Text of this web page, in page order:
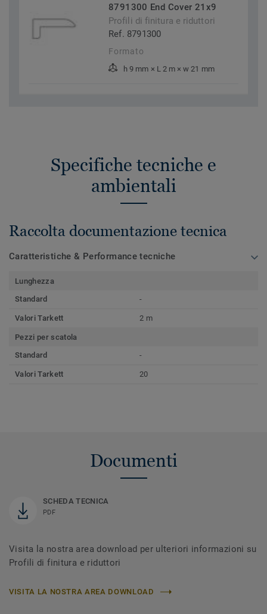
8791300 End Cover 21x9
Profili di finitura e riduttori
Ref. 8791300
Formato
h 9 mm × L 2 m × w 21 mm
Specifiche tecniche e
ambientali
Raccolta documentazione tecnica
Caratteristiche & Performance tecniche
Lunghezza
Standard
-
Valori Tarkett 2 m
Pezzi per scatola
Standard
-
Valori Tarkett 20
Documenti
SCHEDA TECNICA
PDF
Visita la nostra area download per ulteriori informazioni su
Profili di finitura e riduttori
VISITA LA NOSTRA AREA DOWNLOAD